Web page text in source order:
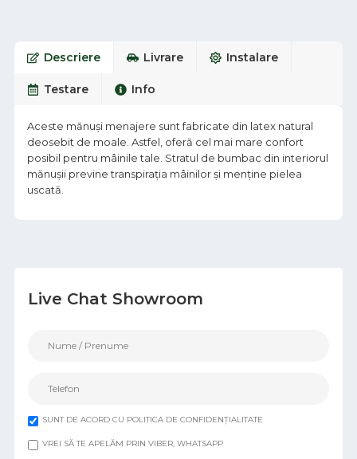
Live Chat Showroom
SUNT DE ACORD CU POLITICA DE CONFIDENȚIALITATE
VREI SĂ TE APELĂM PRIN VIBER, WHATSAPP
Descriere Livrare Instalare
Testare Info
Aceste mănuși menajere sunt fabricate din latex natural
deosebit de moale. Astfel, oferă cel mai mare confort
posibil pentru mâinile tale. Stratul de bumbac din interiorul
mănușii previne transpirația mâinilor și menține pielea
uscată.